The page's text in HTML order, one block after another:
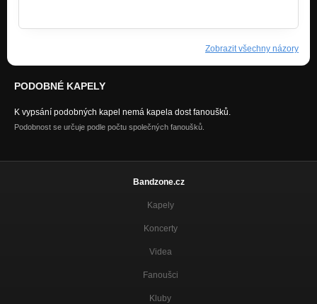
Zobrazit všechny názory
PODOBNÉ KAPELY
K vypsání podobných kapel nemá kapela dost fanoušků.
Podobnost se určuje podle počtu společných fanoušků.
Bandzone.cz
Kapely
Koncerty
Videa
Fanoušci
Kluby